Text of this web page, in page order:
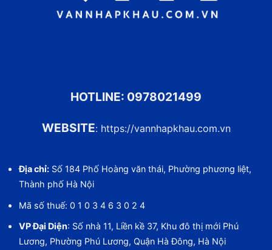
HOTLINE: 0978021499
WEBSITE: https://vannhapkhau.com.vn
Địa chỉ:Số 184 Phố Hoàng văn thái, Phường phương liệt,
Thành phố Hà Nội
Mã số thuế: 0 1 0 3 4 6 3 0 2 4
VP Đại Diện: Số nhà 11, Liền kề 37, Khu đô thị mới Phú
Lương, Phường Phú Lương, Quận Hà Đông, Hà Nội